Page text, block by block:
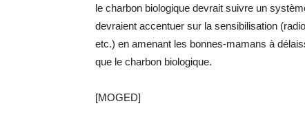
le charbon biologique devrait suivre un
devraient accentuer sur la sensibilisation
etc.) en amenant les bonnes-mamans à
que le charbon biologique.
[MOGED]